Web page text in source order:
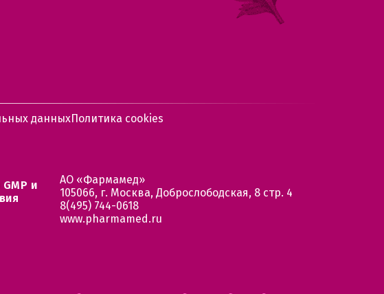
данныхПолитика cookies
и
АО «Фармамед»
105066, г. Москва, Доброслободская, 8 стр. 4
8(495) 744-0618
www.pharmamed.ru